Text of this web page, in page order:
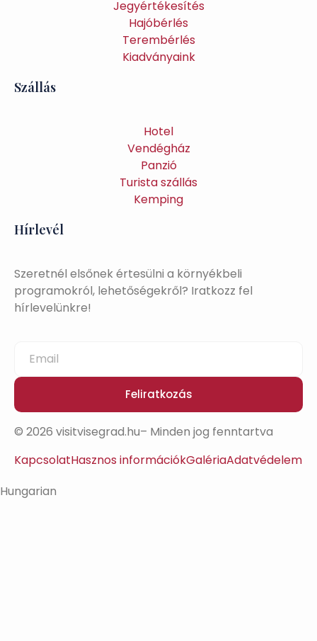
Jegyértékesítés
Hajóbérlés
Terembérlés
Kiadványaink
Szállás
Hotel
Vendégház
Panzió
Turista szállás
Kemping
Hírlevél
Szeretnél elsőnek értesülni a környékbeli
programokról, lehetőségekről? Iratkozz fel
hírlevelünkre!
Feliratkozás
© 2026 visitvisegrad.hu– Minden jog fenntartva
KapcsolatHasznos információkGalériaAdatvédelem
Hungarian